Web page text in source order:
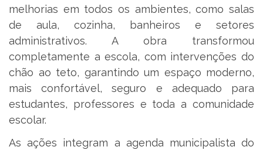
melhorias em todos os ambientes, como salas
de aula, cozinha, banheiros e setores
administrativos. A obra transformou
completamente a escola, com intervenções do
chão ao teto, garantindo um espaço moderno,
mais confortável, seguro e adequado para
estudantes, professores e toda a comunidade
escolar.
As ações integram a agenda municipalista do